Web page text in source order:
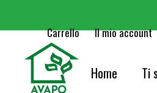
Carrello Il mio account
Home Ti